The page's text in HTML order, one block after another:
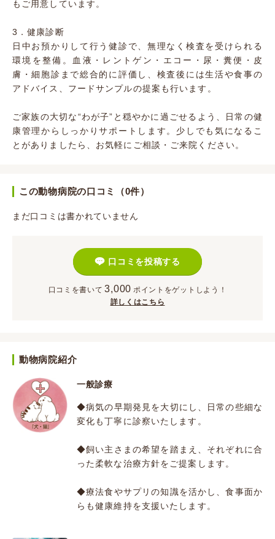
もご用意しています。
3．健康診断
日中お預かりして行う健診で、無理なく検査を受けられる
環境を整備。血液・レントゲン・エコー・尿・糞便・皮
膚・細胞診まで総合的に評価し、検査後には生活や食事の
アドバイス、フードサンプルの提案も行います。
ご家族の大切な“わが子”と穏やかに過ごせるよう、日常の健
康管理からしっかりサポートします。少しでも気になるこ
とがありましたら、お気軽にご相談・ご来院ください。
この動物病院の口コミ（0件）
まだ口コミは書かれていません
口コミを投稿する
口コミを書いて 3,000 ポイント をゲットしよう！
詳しくはこちら
動物病院紹介
一般診療
◆病気の早期発見を大切にし、日常の些細な
変化も丁寧に診察いたします。
◆飼い主さまの希望を踏まえ、それぞれに合
った柔軟な治療方針をご提案します。
◆療法食やサプリの知識を活かし、食事面か
らも健康維持を支援いたします。